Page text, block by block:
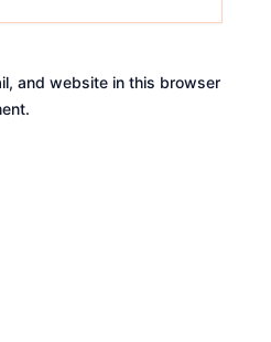
and website in this browser